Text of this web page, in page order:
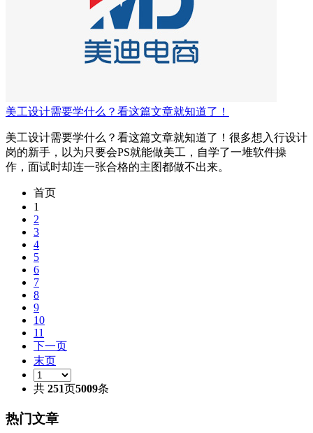
美工设计需要学什么？看这篇文章就知道了！
美工设计需要学什么？看这篇文章就知道了！很多想入行设计
岗的新手，以为只要会PS就能做美工，自学了一堆软件操
作，面试时却连一张合格的主图都做不出来。
首页
1
2
3
4
5
6
7
8
9
10
11
下一页
末页
共 251页5009条
热门文章